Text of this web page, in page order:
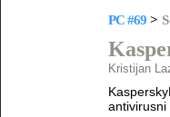
PC #69 >
Kristijan